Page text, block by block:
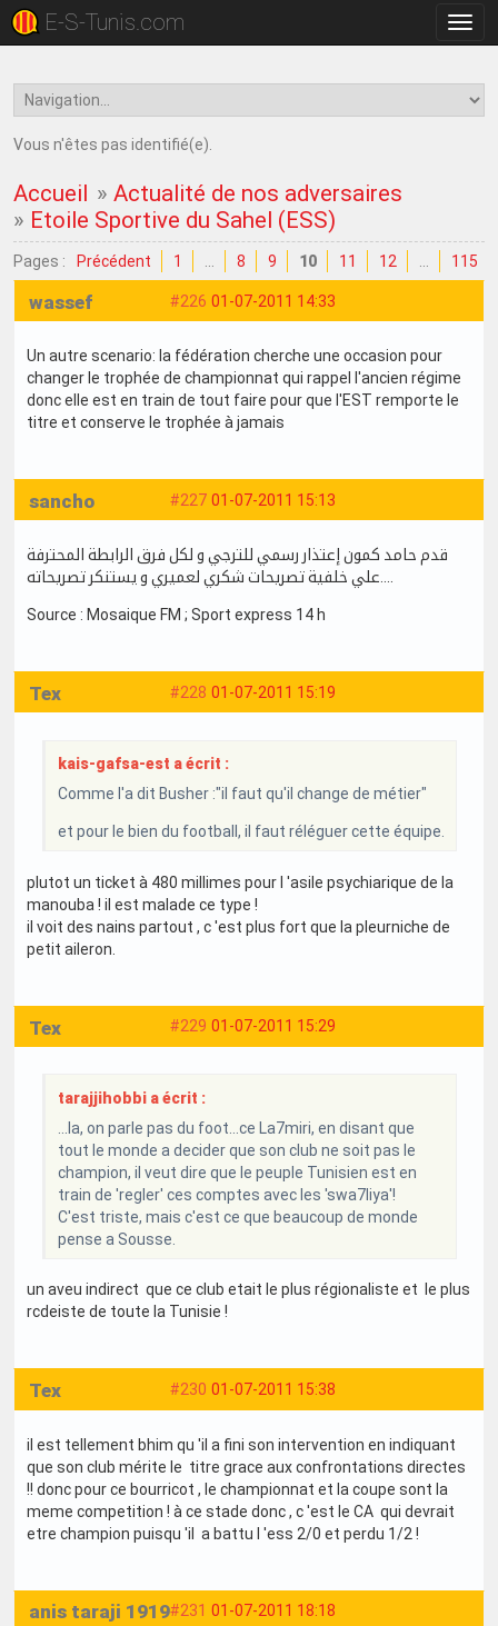
la
E-S-Tunis.com
Vous n'êtes pas identifié(e).
Accueil »Actualité de nos adversaires
» Etoile Sportive du Sahel (ESS)
Pages : Précédent 1 8 9 10 11 12 115
#226 01-07-2011 14:33
wassef
Un autre scenario: la fédération cherche une occasion pour
changer le trophée de championnat qui rappel l'ancien régime
donc elle est en train de tout faire pour que l'EST remporte le
titre et conserve le trophée à jamais
#227 01-07-2011 15:13
sancho
قدم حامد كمون إعتذار رسمي للترجي و لكل فرق الرابطة المحترفة
علي خلفية تصريحات شكري لعميري و يستنكر تصريحاته....
Source : Mosaique FM ; Sport express 14 h
#228 01-07-2011 15:19
Tex
kais-gafsa-est a écrit :
Comme l'a dit Busher :"il faut qu'il change de métier"
et pour le bien du football, il faut réléguer cette équipe.
plutot un ticket à 480 millimes pour l 'asile psychiarique de la
manouba ! il est malade ce type !
il voit des nains partout , c 'est plus fort que la pleurniche de
petit aileron.
#229 01-07-2011 15:29
Tex
tarajjihobbi a écrit :
...la, on parle pas du foot...ce La7miri, en disant que
tout le monde a decider que son club ne soit pas le
champion, il veut dire que le peuple Tunisien est en
train de 'regler' ces comptes avec les 'swa7liya'!
C'est triste, mais c'est ce que beaucoup de monde
pense a Sousse.
un aveu indirect que ce club etait le plus régionaliste et le plus
rcdeiste de toute la Tunisie !
#230 01-07-2011 15:38
Tex
il est tellement bhim qu 'il a fini son intervention en indiquant
que son club mérite le titre grace aux confrontations directes
!! donc pour ce bourricot , le championnat et la coupe sont la
meme competition ! à ce stade donc , c 'est le CA qui devrait
etre champion puisqu 'il a battu l 'ess 2/0 et perdu 1/2 !
#231 01-07-2011 18:18
anis taraji 1919